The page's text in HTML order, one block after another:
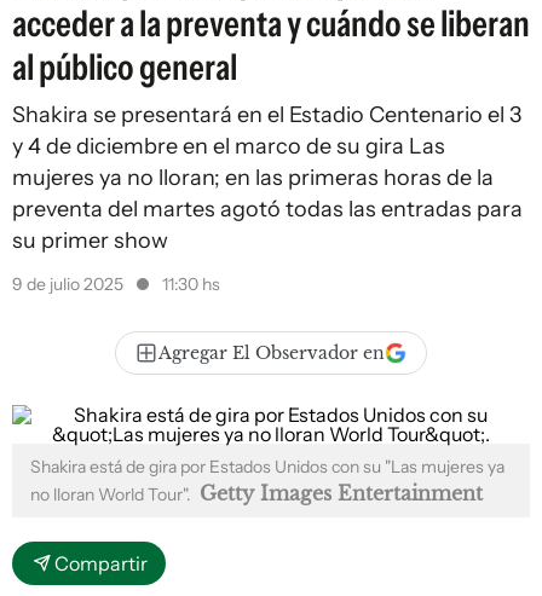
acceder a la preventa y cuándo se liberan
al público general
Shakira se presentará en el Estadio Centenario el 3
y 4 de diciembre en el marco de su gira Las
mujeres ya no lloran; en las primeras horas de la
preventa del martes agotó todas las entradas para
su primer show
9 de julio 2025 11:30 hs
Agregar El Observador en
Shakira está de gira por Estados Unidos con su "Las mujeres ya
no lloran World Tour". Getty Images Entertainment
Compartir